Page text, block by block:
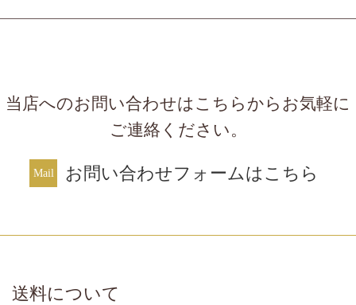
当店へのお問い合わせはこちらからお気軽に
ご連絡ください。
お問い合わせフォームはこちら
送料について